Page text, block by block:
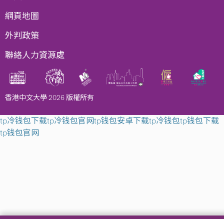
網頁地圖
外判政策
聯絡人力資源處
香港中文大學 2026 版權所有
tp冷钱包下载tp冷钱包官网tp钱包安卓下载tp冷钱包tp钱包下载
tp钱包官网